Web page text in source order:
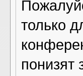
только
понизят